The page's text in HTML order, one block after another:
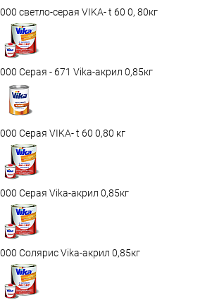
000 светло-серая VIKA- t 60 0, 80кг
000 Серая - 671 Vika-акрил 0,85кг
000 Серая VIKA- t 60 0,80 кг
000 Серая Vika-акрил 0,85кг
000 Солярис Vika-акрил 0,85кг